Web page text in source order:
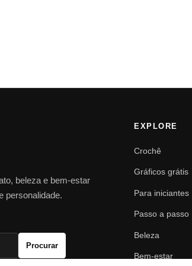
beleza e bem-estar
personalidade.
Procurar
EXPLORE
Crochê
Gráficos grátis
Para iniciantes
Passo a passo
Beleza
Bem-estar